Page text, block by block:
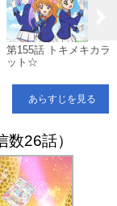
第155話 トキメキカラ
ット☆
あらすじを見る
26話）